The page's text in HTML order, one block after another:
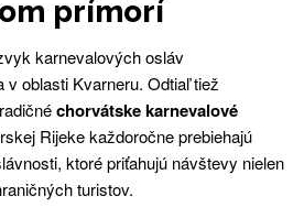
prímorí
karnevalových osláv
oblasti Kvarneru. Odtiaľ tiež
chorvátske karnevalové
Rijeke každoročne prebiehajú
ktoré priťahujú návštevy nielen
turistov.